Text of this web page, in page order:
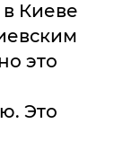
Киеве
это
Это